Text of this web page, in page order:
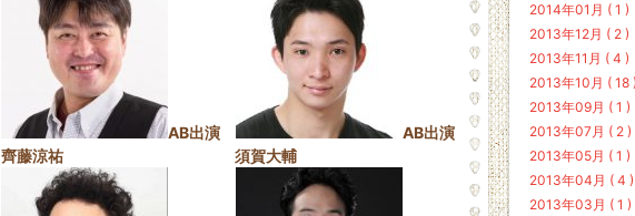
AB出演
AB出演
齊藤涼祐 須賀大輔
2014年01月 ( 1 )
2013年12月 ( 2 )
2013年11月 ( 4 )
2013年10月 ( 18 )
2013年09月 ( 1 )
2013年07月 ( 2 )
2013年05月 ( 1 )
2013年04月 ( 4 )
2013年03月 ( 1 )